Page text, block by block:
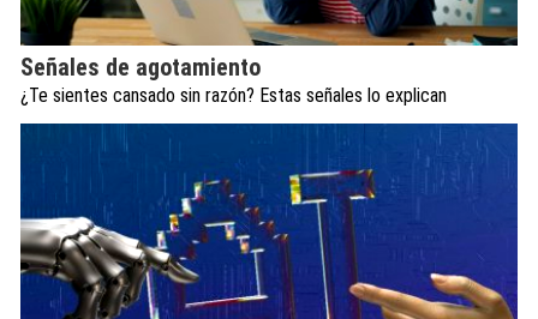
Señales de agotamiento
¿Te sientes cansado sin razón? Estas señales lo explican